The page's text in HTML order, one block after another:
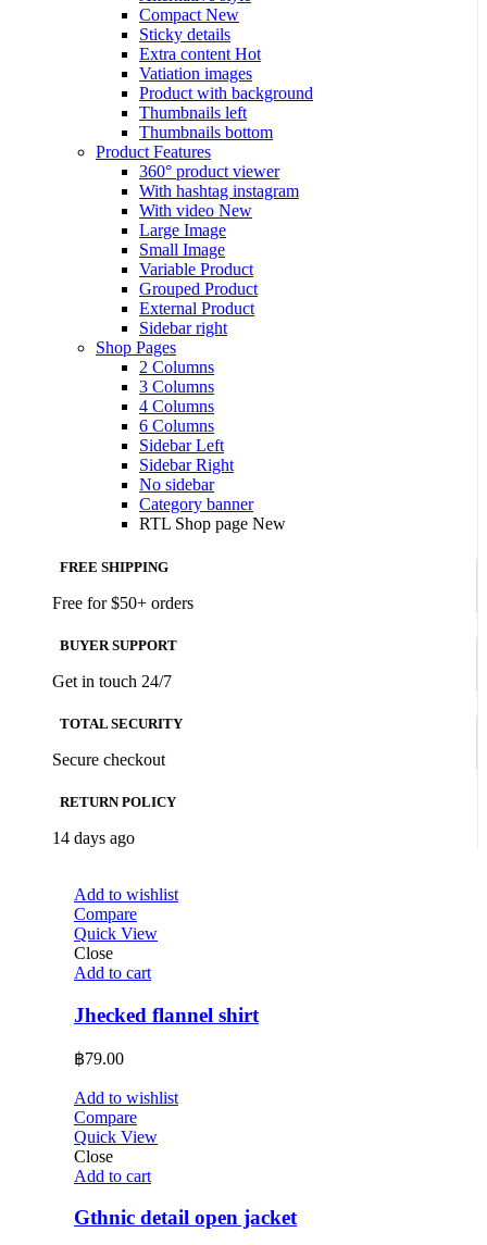
Compact New
Sticky details
Extra content Hot
Vatiation images
Product with background
Thumbnails left
Thumbnails bottom
Product Features
360° product viewer
With hashtag instagram
With video New
Large Image
Small Image
Variable Product
Grouped Product
External Product
Sidebar right
Shop Pages
2 Columns
3 Columns
4 Columns
6 Columns
Sidebar Left
Sidebar Right
No sidebar
Category banner
RTL Shop page New
FREE SHIPPING
Free for $50+ orders
BUYER SUPPORT
Get in touch 24/7
TOTAL SECURITY
Secure checkout
RETURN POLICY
14 days ago
Add to wishlist
Compare
Quick View
Close
Add to cart
Jhecked flannel shirt
฿79.00
Add to wishlist
Compare
Quick View
Close
Add to cart
Gthnic detail open jacket